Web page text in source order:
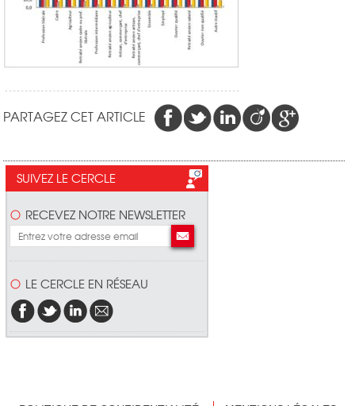
PARTAGEZ CET ARTICLE
SUIVEZ LE CERCLE
RECEVEZ NOTRE NEWSLETTER
LE CERCLE EN RÉSEAU